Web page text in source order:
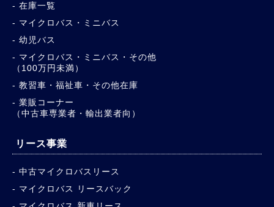
在庫一覧
マイクロバス・ミニバス
幼児バス
マイクロバス・ミニバス・その他
（100万円未満）
教習車・福祉車・その他在庫
業販コーナー
（中古車専業者・輸出業者向）
リース事業
中古マイクロバスリース
マイクロバス リースバック